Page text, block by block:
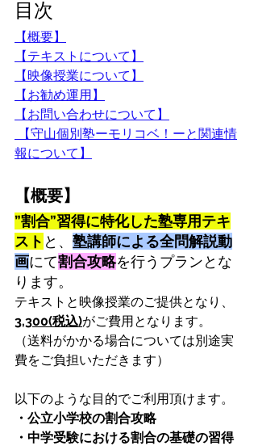
目次
【概要】
【テキストについて】
【映像授業について】
【お勧め運用】
【お問い合わせについて】
【守山個別塾ーモリコベ！ーと関連情
報について】
【概要】
”割合”習得に特化した塾専用テキ
スト と、 塾講師による全問解説動
画にて割合攻略を行うプランとな
ります。
テキストと映像授業のご提供となり、
3,300(税込)がご費用となります。
（送料がかかる場合については別途実
費をご負担いただきます）
以下のような目的でご利用頂けます。
・公立小学校の割合攻略
・中学受験における割合の基礎の習得